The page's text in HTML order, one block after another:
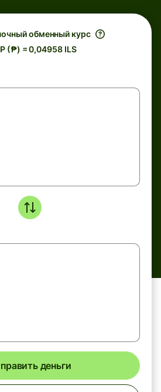
обменный курс
(₱) = 0,04958 ILS
деньги